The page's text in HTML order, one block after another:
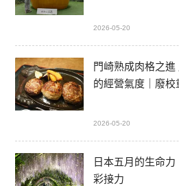
2026-05-20
門崎熟成肉格之
的經營氣度｜廢校
2026-05-20
日本五月的生命
彩接力